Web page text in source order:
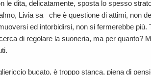
le dita, delicatamente, sposta lo spesso
Livia sa che è questione di attimi, non
ed intorbidirsi, non si fermerebbe più.
di regolare la suoneria, ma per quanto?
bucato, è troppo stanca, piena di